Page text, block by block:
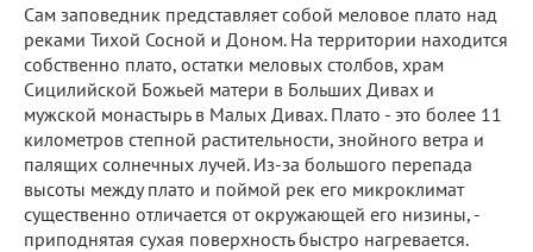
Сам заповедник представляет собой меловое плато над
реками Тихой Сосной и Доном. На территории находится
собственно плато, остатки меловых столбов, храм
Сицилийской Божьей матери в Больших Дивах и
мужской монастырь в Малых Дивах. Плато - это более 11
километров степной растительности, знойного ветра и
палящих солнечных лучей. Из-за большого перепада
высоты между плато и поймой рек его микроклимат
существенно отличается от окружающей его низины, -
приподнятая сухая поверхность быстро нагревается.